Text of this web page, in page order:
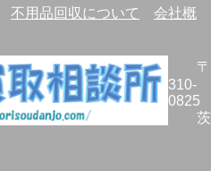
不用品回収について
会社概
〒
310-
0825
茨